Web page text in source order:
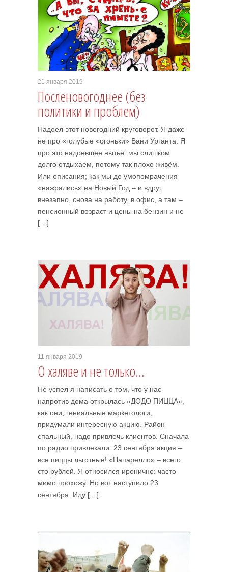
21 января 2019
Посленовогоднее (без
политики и проблем)
Надоел этот новогодний круговорот. Я даже
не про «голубые «огоньки» Вани Урганта. Я
про это надоевшее нытьё: мы слишком
долго отдыхаем, потому так плохо живём.
Или описания; как мы до умопомрачения
«нажрались» на Новый Год – и вдруг,
внезапно, снова на работу, в офис, а там –
пенсионный возраст и цены на бензин и не
[…]
11 января 2019
О халяве и не только…
Не успел я написать о том, что у нас
напротив дома открылась «ДОДО ПИЦЦА»,
как они, гениальные маркетологи,
придумали интересную акцию. Район –
спальный, надо привлечь клиентов. Сначала
по радио привлекали: 23 сентября акция –
все пиццы льготные! «Папарелло» – всего
сто рублей. Я относился иронично: часто
мимо прохожу. Но вот наступило 23
сентября. Иду […]